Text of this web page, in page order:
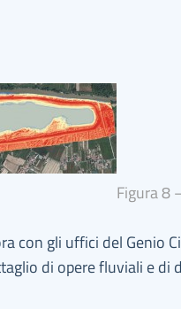
Figura 8
con gli uffici del
di opere fluviali e di